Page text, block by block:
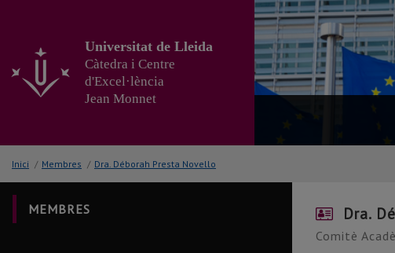
principal
Universitat de Lleida
Càtedra i Centre
d'Excel·lència
Jean Monnet
Inici / Membres / Dra. Déborah Presta Novello
MEMBRES Dra.
Comitè